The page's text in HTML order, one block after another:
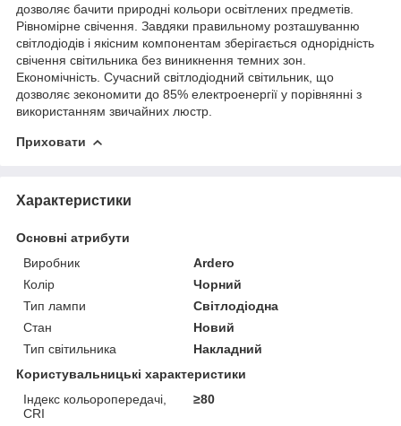
дозволяє бачити природні кольори освітлених предметів.
Рівномірне свічення. Завдяки правильному розташуванню
світлодіодів і якісним компонентам зберігається однорідність
свічення світильника без виникнення темних зон.
Економічність. Сучасний світлодіодний світильник, що
дозволяє зекономити до 85% електроенергії у порівнянні з
використанням звичайних люстр.
Приховати
Характеристики
Основні атрибути
Виробник
Ardero
Колір
Чорний
Тип лампи
Світлодіодна
Стан
Новий
Тип світильника
Накладний
Користувальницькі характеристики
Індекс кольоропередачі,
CRI
≥80